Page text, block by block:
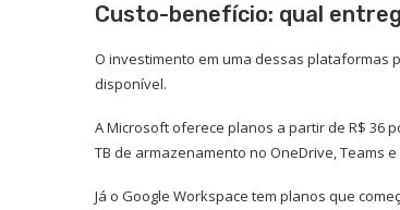
Custo-benefício: qual
O investimento em uma dessas plataformas
disponível.
A Microsoft oferece planos a partir de R$ 36
TB de armazenamento no OneDrive, Teams
Já o Google Workspace tem planos que